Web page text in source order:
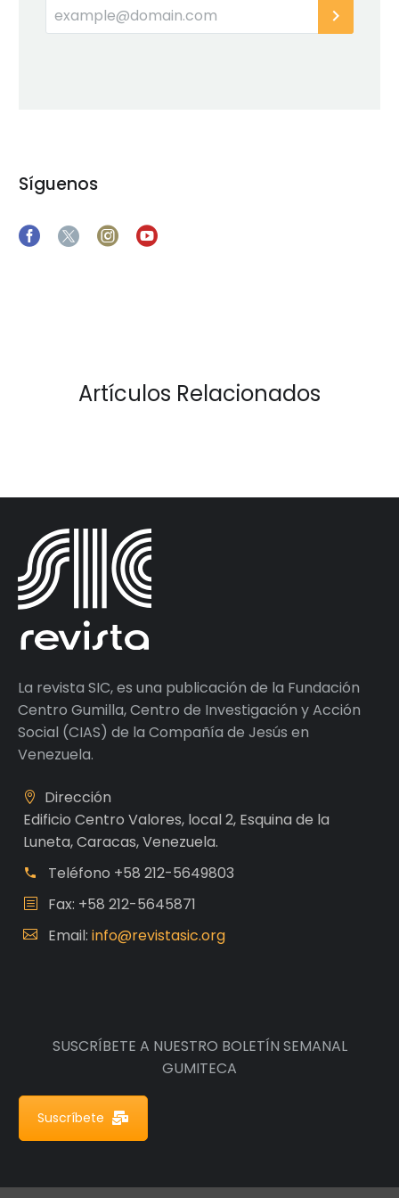
Síguenos
Artículos Relacionados
La revista SIC, es una publicación de la Fundación
Centro Gumilla, Centro de Investigación y Acción
Social (CIAS) de la Compañía de Jesús en
Venezuela.
Dirección
Edificio Centro Valores, local 2, Esquina de la
Luneta, Caracas, Venezuela.
Teléfono +58 212-5649803
Fax: +58 212-5645871
Email: info@revistasic.org
SUSCRÍBETE A NUESTRO BOLETÍN SEMANAL
GUMITECA
Suscríbete